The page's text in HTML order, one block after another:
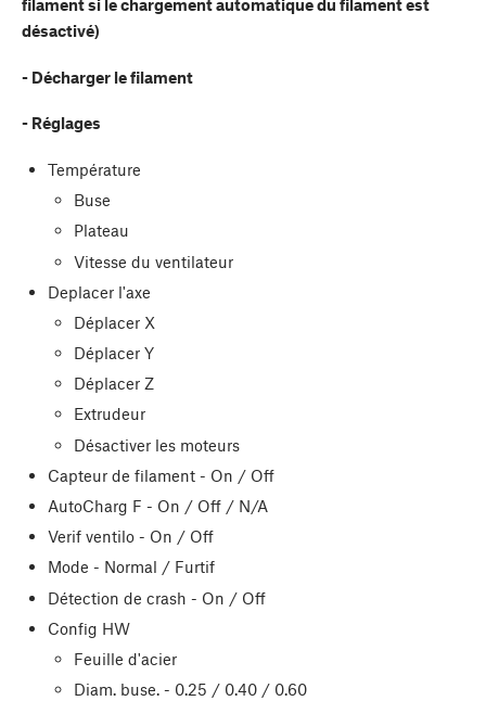
filament si le chargement automatique du filament est
désactivé)
- Décharger le filament
- Réglages
Température
Buse
Plateau
Vitesse du ventilateur
Deplacer l'axe
Déplacer X
Déplacer Y
Déplacer Z
Extrudeur
Désactiver les moteurs
Capteur de filament - On / Off
AutoCharg F - On / Off / N/A
Verif ventilo - On / Off
Mode - Normal / Furtif
Détection de crash - On / Off
Config HW
Feuille d'acier
Diam. buse. - 0.25 / 0.40 / 0.60